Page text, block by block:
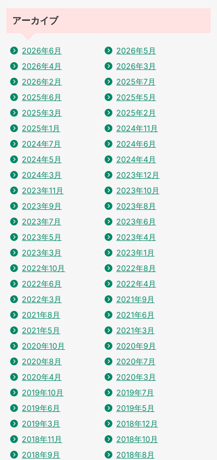
アーカイブ
2026年6月
2026年5月
2026年4月
2026年3月
2026年2月
2025年7月
2025年6月
2025年5月
2025年3月
2025年2月
2025年1月
2024年11月
2024年7月
2024年6月
2024年5月
2024年4月
2024年3月
2023年12月
2023年11月
2023年10月
2023年9月
2023年8月
2023年7月
2023年6月
2023年5月
2023年4月
2023年3月
2023年1月
2022年10月
2022年8月
2022年6月
2022年4月
2022年3月
2021年9月
2021年8月
2021年6月
2021年5月
2021年3月
2020年10月
2020年9月
2020年8月
2020年7月
2020年4月
2020年3月
2019年10月
2019年7月
2019年6月
2019年5月
2019年3月
2018年12月
2018年11月
2018年10月
2018年9月
2018年8月